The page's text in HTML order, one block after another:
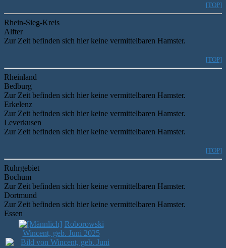
[TOP]
Rhein-Sieg-Kreis
Alfter
Zur Zeit befinden sich hier keine vermittelbaren Hamster.
[TOP]
Rheinland
Bedburg
Zur Zeit befinden sich hier keine vermittelbaren Hamster.
Erkelenz
Zur Zeit befinden sich hier keine vermittelbaren Hamster.
Leverkusen
Zur Zeit befinden sich hier keine vermittelbaren Hamster.
[TOP]
Ruhrgebiet
Bochum
Zur Zeit befinden sich hier keine vermittelbaren Hamster.
Dortmund
Zur Zeit befinden sich hier keine vermittelbaren Hamster.
Essen
Roborowski
Wincent, geb. Juni 2025